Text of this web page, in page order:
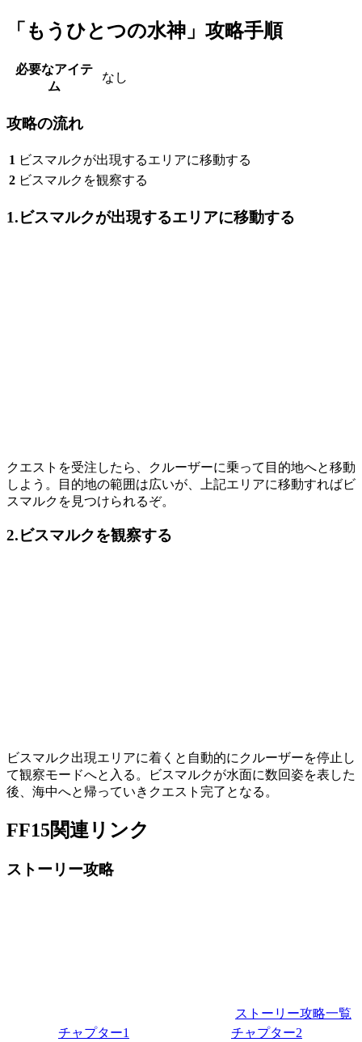
「もうひとつの水神」攻略手順
必要なアイテ
ム
なし
攻略の流れ
1 ビスマルクが出現するエリアに移動する
2 ビスマルクを観察する
1.ビスマルクが出現するエリアに移動する
クエストを受注したら、クルーザーに乗って目的地へと移動
しよう。目的地の範囲は広いが、上記エリアに移動すればビ
スマルクを見つけられるぞ。
2.ビスマルクを観察する
ビスマルク出現エリアに着くと自動的にクルーザーを停止し
て観察モードへと入る。ビスマルクが水面に数回姿を表した
後、海中へと帰っていきクエスト完了となる。
FF15関連リンク
ストーリー攻略
ストーリー攻略一覧
チャプター1
チャプター2